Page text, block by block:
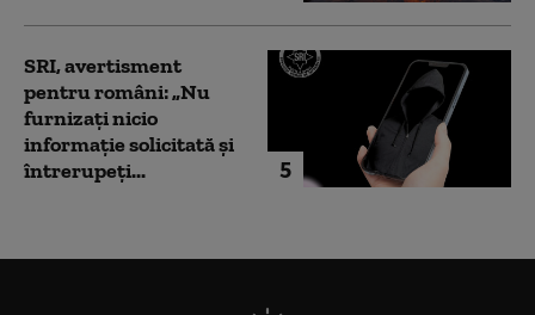
5
SRI, avertisment
pentru români: „Nu
furnizați nicio
informație solicitată și
întrerupeți...